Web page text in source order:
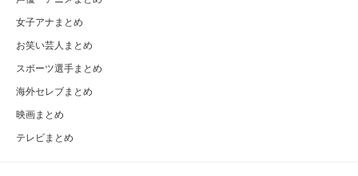
女子アナまとめ
お笑い芸人まとめ
スポーツ選手まとめ
海外セレブまとめ
映画まとめ
テレビまとめ